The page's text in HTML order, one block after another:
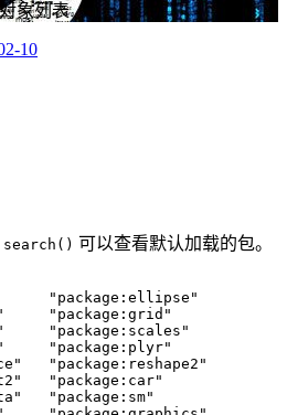
象列表
10
search() 可以查看默认加载的包。
"package:ellipse"
"package:grid"
"package:scales"
"package:plyr"
"package:reshape2"
"package:car"
"package:sm"